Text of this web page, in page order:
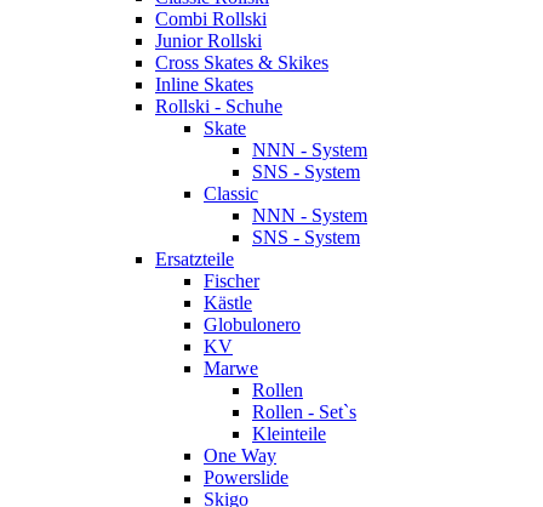
Combi Rollski
Junior Rollski
Cross Skates & Skikes
Inline Skates
Rollski - Schuhe
Skate
NNN - System
SNS - System
Classic
NNN - System
SNS - System
Ersatzteile
Fischer
Kästle
Globulonero
KV
Marwe
Rollen
Rollen - Set`s
Kleinteile
One Way
Powerslide
Skigo